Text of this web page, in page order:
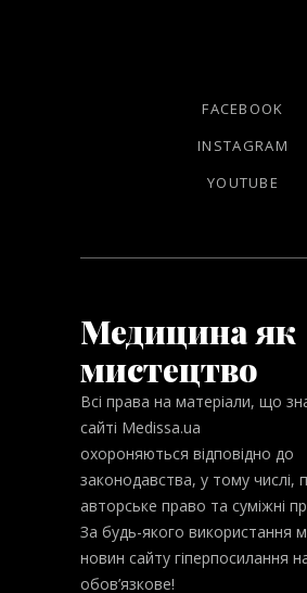
FACEBOOK
INSTAGRAM
YOUTUBE
Медицина як
мистецтво
Всі права на матеріали, що
сайті Medissa.ua
охороняються відповідно до
законодавства, у тому числі,
авторське право та суміжні
За будь-якого використання
новин сайту гіперпосилання
обов’язкове!